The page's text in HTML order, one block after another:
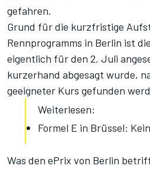
gefahren.
Grund für die kurzfristige
Rennprogramms in Berlin ist
eigentlich für den 2. Juli
kurzerhand abgesagt wurde,
geeigneter Kurs gefunden
Weiterlesen:
Formel E in Brüssel:
Was den ePrix von Berlin